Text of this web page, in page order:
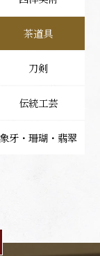
茶道具
刀剣
伝統工芸
象牙・珊瑚・翡翠